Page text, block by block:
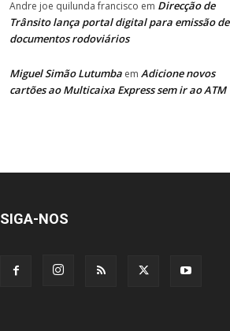
Andre joe quilunda francisco em Direcção de
Trânsito lança portal digital para emissão de
documentos rodoviários
Miguel Simão Lutumba em Adicione novos
cartões ao Multicaixa Express sem ir ao ATM
SIGA-NOS